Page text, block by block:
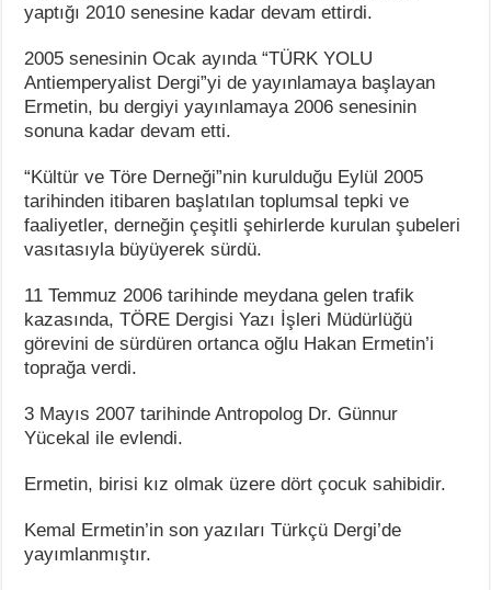
yaptığı 2010 senesine kadar devam ettirdi.
2005 senesinin Ocak ayında “TÜRK YOLU
Antiemperyalist Dergi”yi de yayınlamaya başlayan
Ermetin, bu dergiyi yayınlamaya 2006 senesinin
sonuna kadar devam etti.
“Kültür ve Töre Derneği”nin kurulduğu Eylül 2005
tarihinden itibaren başlatılan toplumsal tepki ve
faaliyetler, derneğin çeşitli şehirlerde kurulan şubeleri
vasıtasıyla büyüyerek sürdü.
11 Temmuz 2006 tarihinde meydana gelen trafik
kazasında, TÖRE Dergisi Yazı İşleri Müdürlüğü
görevini de sürdüren ortanca oğlu Hakan Ermetin’i
toprağa verdi.
3 Mayıs 2007 tarihinde Antropolog Dr. Günnur
Yücekal ile evlendi.
Ermetin, birisi kız olmak üzere dört çocuk sahibidir.
Kemal Ermetin’in son yazıları Türkçü Dergi’de
yayımlanmıştır.